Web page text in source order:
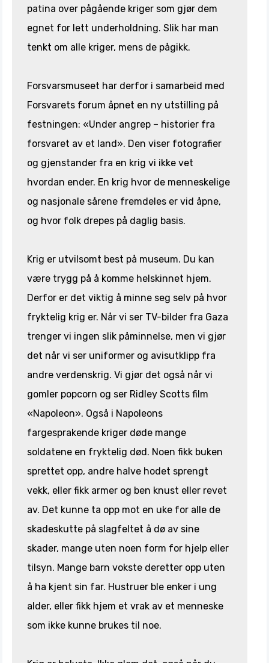
patina over pågående kriger som gjør dem
egnet for lett underholdning. Slik har man
tenkt om alle kriger, mens de pågikk.
Forsvarsmuseet har derfor i samarbeid med
Forsvarets forum åpnet en ny utstilling på
festningen: «Under angrep – historier fra
forsvaret av et land». Den viser fotografier
og gjenstander fra en krig vi ikke vet
hvordan ender. En krig hvor de menneskelige
og nasjonale sårene fremdeles er vid åpne,
og hvor folk drepes på daglig basis.
Krig er utvilsomt best på museum. Du kan
være trygg på å komme helskinnet hjem.
Derfor er det viktig å minne seg selv på hvor
fryktelig krig er. Når vi ser TV-bilder fra Gaza
trenger vi ingen slik påminnelse, men vi gjør
det når vi ser uniformer og avisutklipp fra
andre verdenskrig. Vi gjør det også når vi
gomler popcorn og ser Ridley Scotts film
«Napoleon». Også i Napoleons
fargesprakende kriger døde mange
soldatene en fryktelig død. Noen fikk buken
sprettet opp, andre halve hodet sprengt
vekk, eller fikk armer og ben knust eller revet
av. Det kunne ta opp mot en uke for alle de
skadeskutte på slagfeltet å dø av sine
skader, mange uten noen form for hjelp eller
tilsyn. Mange barn vokste deretter opp uten
å ha kjent sin far. Hustruer ble enker i ung
alder, eller fikk hjem et vrak av et menneske
som ikke kunne brukes til noe.